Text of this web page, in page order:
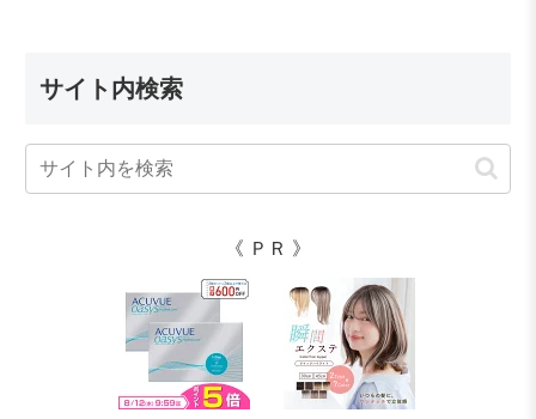
サイト内検索
《 ＰＲ 》